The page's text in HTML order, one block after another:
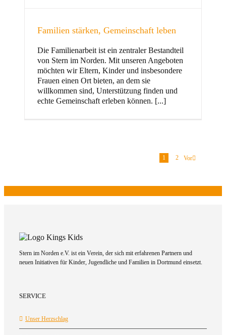
Familien stärken, Gemeinschaft leben
Die Familienarbeit ist ein zentraler Bestandteil
von Stern im Norden. Mit unseren Angeboten
möchten wir Eltern, Kinder und insbesondere
Frauen einen Ort bieten, an dem sie
willkommen sind, Unterstützung finden und
echte Gemeinschaft erleben können. [...]
1 2 Vor
Stern im Norden e.V. ist ein Verein, der sich mit erfahrenen Partnern und
neuen Initiativen für Kinder, Jugendliche und Familien in Dortmund einsetzt.
SERVICE
Unser Herzschlag